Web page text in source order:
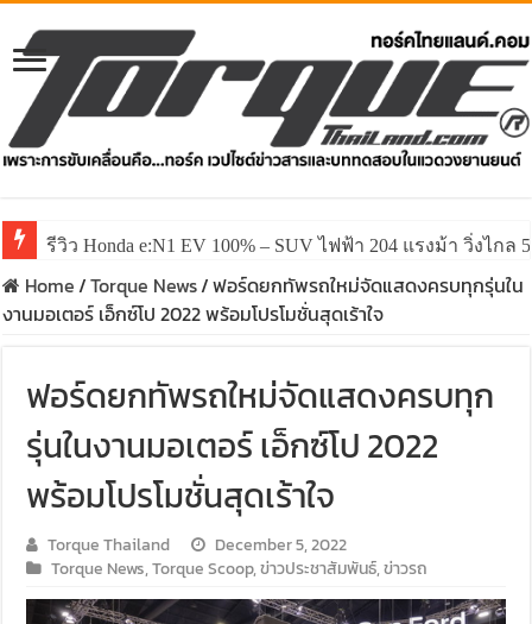
รีวิว ลองขับ All New GWM HAVAL H6 ปรับโฉมหน้าใหม่
Home/Torque News/ฟอร์ดยกทัพรถใหม่จัดแสดงครบทุกรุ่นใน
งานมอเตอร์ เอ็กซ์โป 2022 พร้อมโปรโมชั่นสุดเร้าใจ
ฟอร์ดยกทัพรถใหม่จัดแสดงครบทุก
รุ่นในงานมอเตอร์ เอ็กซ์โป 2022
พร้อมโปรโมชั่นสุดเร้าใจ
Torque Thailand
December 5, 2022
Torque News,Torque Scoop,ข่าวประชาสัมพันธ์,ข่าวรถ